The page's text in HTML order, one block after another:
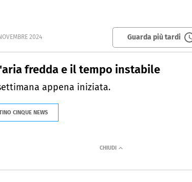
2024 Guarda più tardi
fredda e il tempo instabile
appena iniziata.
CINQUE NEWS